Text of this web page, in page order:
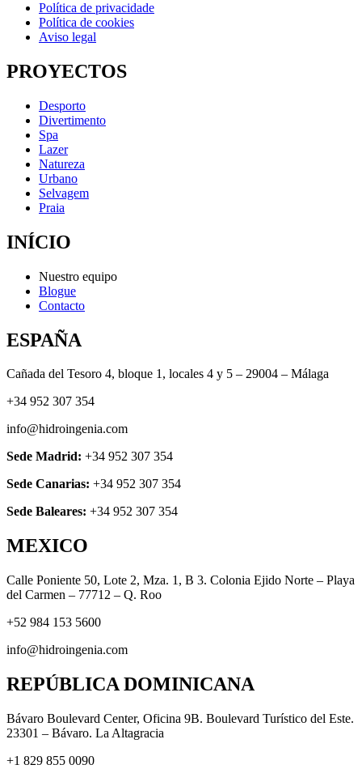
Política de privacidade
Política de cookies
Aviso legal
PROYECTOS
Desporto
Divertimento
Spa
Lazer
Natureza
Urbano
Selvagem
Praia
INÍCIO
Nuestro equipo
Blogue
Contacto
ESPAÑA
Cañada del Tesoro 4, bloque 1, locales 4 y 5 – 29004 – Málaga
+34 952 307 354
info@hidroingenia.com
Sede Madrid: +34 952 307 354
Sede Canarias: +34 952 307 354
Sede Baleares: +34 952 307 354
MEXICO
Calle Poniente 50, Lote 2, Mza. 1, B 3. Colonia Ejido Norte – Playa
del Carmen – 77712 – Q. Roo
+52 984 153 5600
info@hidroingenia.com
REPÚBLICA DOMINICANA
Bávaro Boulevard Center, Oficina 9B. Boulevard Turístico del Este.
23301 – Bávaro. La Altagracia
+1 829 855 0090